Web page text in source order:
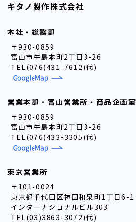
キタノ製作株式会社
本社・総務部
〒930-0859
富山市牛島本町2丁目3-26
TEL(076)431-7612(代)
営業本部・富山営業所・商品企画室
〒930-0859
富山市牛島本町2丁目3-26
TEL(076)433-3305(代)
東京営業所
〒101-0024
東京都千代田区神田和泉町1丁目6-1
インターナショナルビル303
TEL(03)3863-3072(代)